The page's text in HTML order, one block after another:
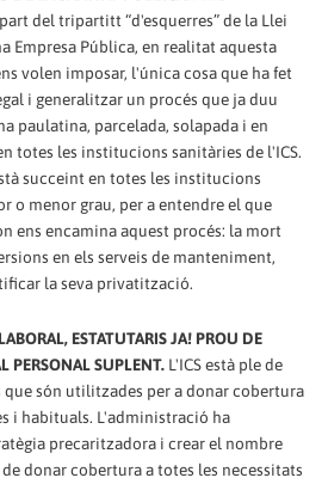
del tripartitt “d'esquerres” de la Llei
Empresa Pública, en realitat aquesta
volen imposar, l'única cosa que ha fet
i generalitzar un procés que ja duu
paulatina, parcelada, solapada i en
totes les institucions sanitàries de l'ICS.
succeint en totes les institucions
o menor grau, per a entendre el que
ens encamina aquest procés: la mort
en els serveis de manteniment,
la seva privatització.
ESTATUTARIS JA! PROU DE
PERSONAL SUPLENT. L'ICS està ple de
són utilitzades per a donar cobertura
i habituals. L'administració ha
precaritzadora i crear el nombre
donar cobertura a totes les necessitats